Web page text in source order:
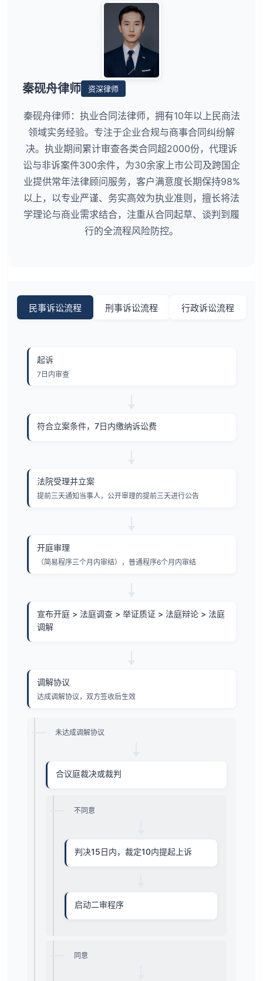
秦砚舟律师 资深律师
秦砚舟律师：执业合同法律师，拥有10年以上民商法
领域实务经验。专注于企业合规与商事合同纠纷解
决。执业期间累计审查各类合同超2000份，代理诉
讼与非诉案件300余件，为30余家上市公司及跨国企
业提供常年法律顾问服务，客户满意度长期保持98%
以上，以专业严谨、务实高效为执业准则，擅长将法
学理论与商业需求结合，注重从合同起草、谈判到履
行的全流程风险防控。
民事诉讼流程 刑事诉讼流程 行政诉讼流程
起诉
7日内审查
符合立案条件，7日内缴纳诉讼费
法院受理并立案
提前三天通知当事人，公开审理的提前三天进行公告
开庭审理
（简易程序三个月内审结），普通程序6个月内审结
宣布开庭 > 法庭调查 > 举证质证 > 法庭辩论 > 法庭
调解
调解协议
达成调解协议，双方签收后生效
未达成调解协议
合议庭裁决或裁判
不同意
判决15日内，裁定10内提起上诉
启动二审程序
同意